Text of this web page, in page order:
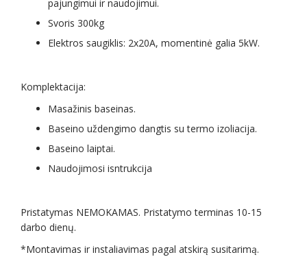
pajungimui ir naudojimui.
Svoris 300kg
Elektros saugiklis: 2x20A, momentinė galia 5kW.
Komplektacija:
Masažinis baseinas.
Baseino uždengimo dangtis su termo izoliacija.
Baseino laiptai.
Naudojimosi isntrukcija
Pristatymas NEMOKAMAS. Pristatymo terminas 10-15
darbo dienų.
*Montavimas ir instaliavimas pagal atskirą susitarimą.